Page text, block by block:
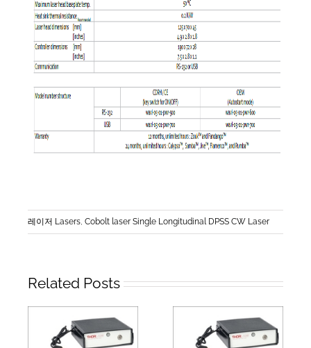
레이저 Lasers, Cobolt laser Single Longitudinal DPSS CW Laser
Related Posts